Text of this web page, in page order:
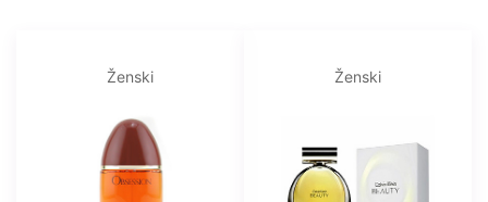
Ženski Ženski